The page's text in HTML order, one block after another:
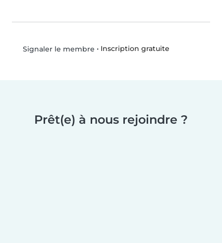
Signaler le membre • Inscription gratuite
Prêt(e) à nous rejoindre ?